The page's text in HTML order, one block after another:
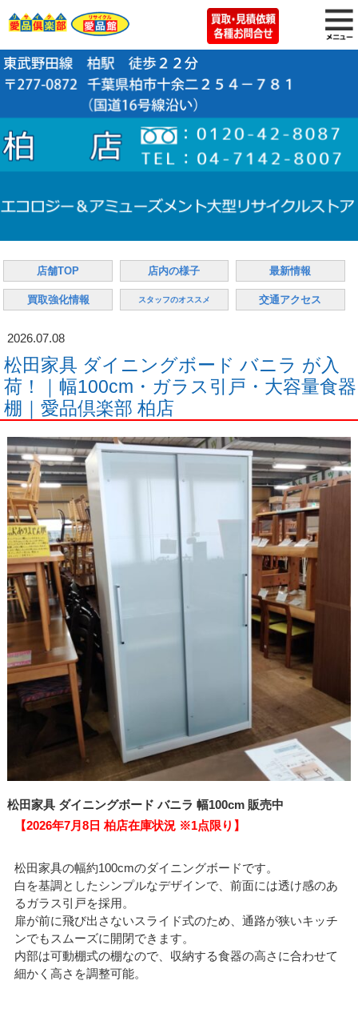
店舗TOP 店内の様子 最新情報
買取強化情報 スタッフのオススメ 交通アクセス
2026.07.08
松田家具 ダイニングボード バニラ が入
荷！｜幅100cm・ガラス引戸・大容量食器
棚｜愛品倶楽部 柏店
松田家具 ダイニングボード バニラ 幅100cm 販売中
【2026年7月8日 柏店在庫状況 ※1点限り】
松田家具の幅約100cmのダイニングボードです。
白を基調としたシンプルなデザインで、前面には透け感のあ
るガラス引戸を採用。
扉が前に飛び出さないスライド式のため、通路が狭いキッチ
ンでもスムーズに開閉できます。
内部は可動棚式の棚なので、収納する食器の高さに合わせて
細かく高さを調整可能。